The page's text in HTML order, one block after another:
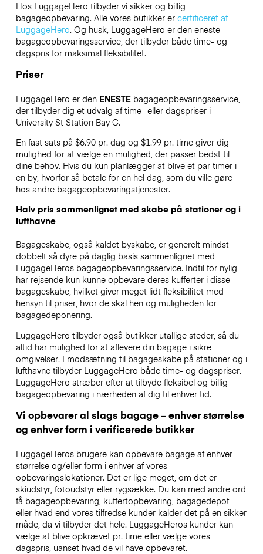
Hos LuggageHero tilbyder vi sikker og billig
bagageopbevaring. Alle vores butikker er certificeret af
LuggageHero. Og husk, LuggageHero er den eneste
bagageopbevaringsservice, der tilbyder både time- og
dagspris for maksimal fleksibilitet.
Priser
LuggageHero er den ENESTEbagageopbevaringsservice,
der tilbyder dig et udvalg af time- eller dagspriser i
University St Station Bay C.
En fast sats på $6.90 pr. dag og $1.99 pr. time giver dig
mulighed for at vælge en mulighed, der passer bedst til
dine behov. Hvis du kun planlægger at blive et par timer i
en by, hvorfor så betale for en hel dag, som du ville gøre
hos andre bagageopbevaringstjenester.
Halv pris sammenlignet med skabe på stationer og i
lufthavne
Bagageskabe, også kaldet byskabe, er generelt mindst
dobbelt så dyre på daglig basis sammenlignet med
LuggageHeros bagageopbevaringsservice. Indtil for nylig
har rejsende kun kunne opbevare deres kufferter i disse
bagageskabe, hvilket giver meget lidt fleksibilitet med
hensyn til priser, hvor de skal hen og muligheden for
bagagedeponering.
LuggageHero tilbyder også butikker utallige steder, så du
altid har mulighed for at aflevere din bagage i sikre
omgivelser. I modsætning til bagageskabe på stationer og i
lufthavne tilbyder LuggageHero både time- og dagspriser.
LuggageHero stræber efter at tilbyde fleksibel og billig
bagageopbevaring i nærheden af dig til enhver tid.
Vi opbevarer al slags bagage – enhver størrelse
og enhver form i verificerede butikker
LuggageHeros brugere kan opbevare bagage af enhver
størrelse og/eller form i enhver af vores
opbevaringslokationer. Det er lige meget, om det er
skiudstyr, fotoudstyr eller rygsække. Du kan med andre ord
få bagageopbevaring, kuffertopbevaring, bagagedepot
eller hvad end vores tilfredse kunder kalder det på en sikker
måde, da vi tilbyder det hele. LuggageHeros kunder kan
vælge at blive opkrævet pr. time eller vælge vores
dagspris, uanset hvad de vil have opbevaret.